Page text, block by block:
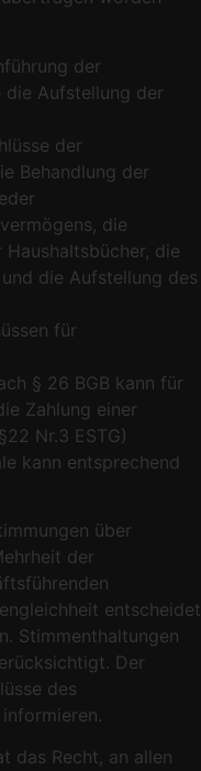
der
die Aufstellung der
der
Behandlung der
die
die
die Aufstellung des
für
§ 26 BGB kann für
Zahlung einer
Nr.3 ESTG)
kann entsprechend
über
der
entscheidet
Stimmenthaltungen
Der
des
das Recht, an allen